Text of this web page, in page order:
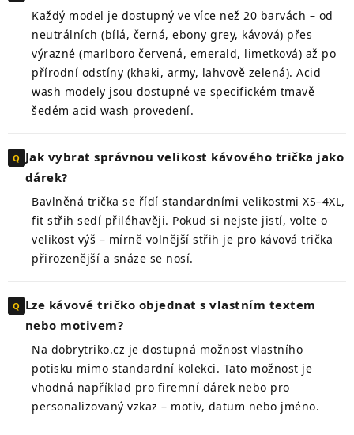
Každý model je dostupný ve více než 20 barvách – od
neutrálních (bílá, černá, ebony grey, kávová) přes
výrazné (marlboro červená, emerald, limetková) až po
přírodní odstíny (khaki, army, lahvově zelená). Acid
wash modely jsou dostupné ve specifickém tmavě
šedém acid wash provedení.
Jak vybrat správnou velikost kávového trička jako
dárek?
Bavlněná trička se řídí standardními velikostmi XS–4XL,
fit střih sedí přiléhavěji. Pokud si nejste jistí, volte o
velikost výš – mírně volnější střih je pro kávová trička
přirozenější a snáze se nosí.
Lze kávové tričko objednat s vlastním textem
nebo motivem?
Na dobrytriko.cz je dostupná možnost vlastního
potisku mimo standardní kolekci. Tato možnost je
vhodná například pro firemní dárek nebo pro
personalizovaný vzkaz – motiv, datum nebo jméno.